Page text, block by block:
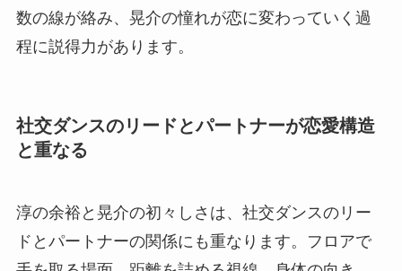
数の線が絡み、晃介の憧れが恋に変わっていく過
程に説得力があります。
社交ダンスのリードとパートナーが恋愛構造
と重なる
淳の余裕と晃介の初々しさは、社交ダンスのリー
ドとパートナーの関係にも重なります。フロアで